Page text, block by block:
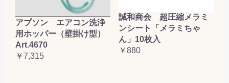
アプソン エアコン洗浄
用ホッパー（壁掛け型）
Art.4670
￥7,315
誠和商会 超圧縮メラミ
ンシート「メラミちゃ
ん」10枚入
￥880